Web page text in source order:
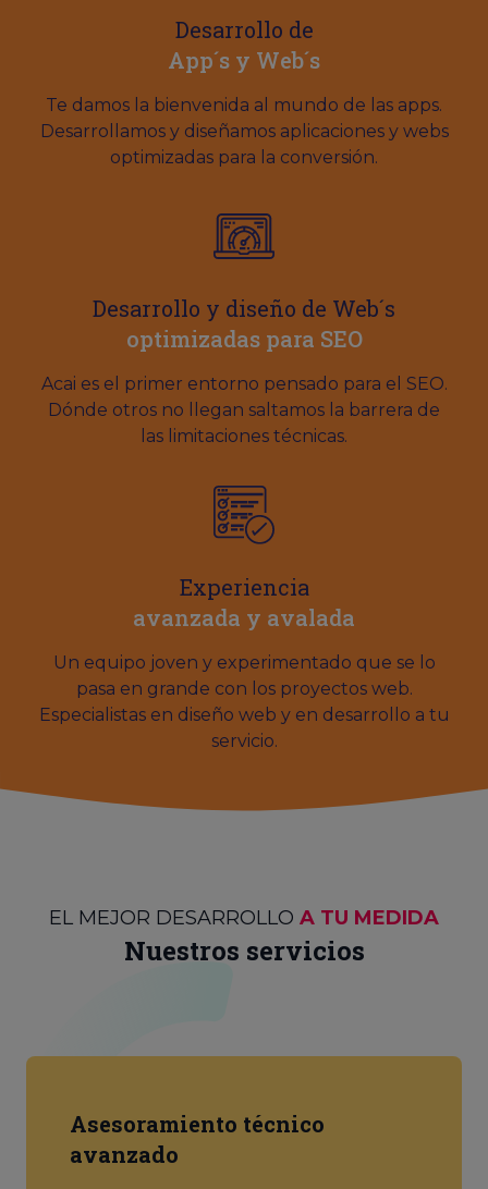
Desarrollo de
App´s y Web´s
Te damos la bienvenida al mundo de las apps.
Desarrollamos y diseñamos aplicaciones y webs
optimizadas para la conversión.
Desarrollo y diseño de Web´s
optimizadas para SEO
Acai es el primer entorno pensado para el SEO.
Dónde otros no llegan saltamos la barrera de
las limitaciones técnicas.
Experiencia
avanzada y avalada
Un equipo joven y experimentado que se lo
pasa en grande con los proyectos web.
Especialistas en diseño web y en desarrollo a tu
servicio.
EL MEJOR DESARROLLO A TU MEDIDA
Nuestros servicios
Asesoramiento técnico
avanzado